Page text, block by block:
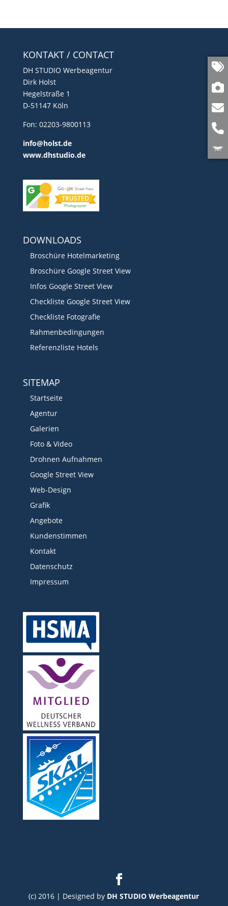
KONTAKT / CONTACT
DH STUDIO Werbeagentur
Dirk Holst
Hegelstraße 1
D-51147 Köln
Fon: 02203-9800113
info@holst.de
www.dhstudio.de
DOWNLOADS
Broschüre Hotelmarketing
Broschüre Google Street View
Infos Google Street View
Checkliste Google Street View
Checkliste Fotografie
Rahmenbedingungen
Referenzliste Hotels
SITEMAP
Startseite
Agentur
Galerien
Foto & Video
Drohnen Aufnahmen
Google Street View
Web-Design
Grafik
Angebote
Kundenstimmen
Kontakt
Datenschutz
Impressum
(c) 2016 | Designed by DH STUDIO Werbeagentur